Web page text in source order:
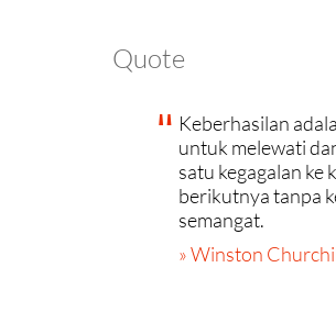
Quote
Keberhasilan
untuk melewati
satu kegagalan ke
berikutnya tanpa
semangat.
» Winston